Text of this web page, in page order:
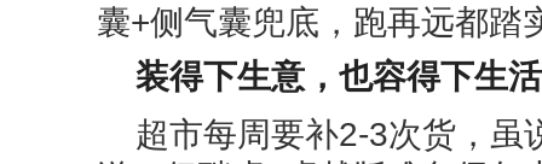
囊+侧气囊兜底，跑再远都踏
装得下生意，也容得下生活
超市每周要补2-3次货，虽